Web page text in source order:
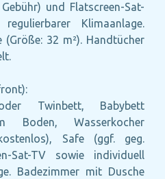
und Flatscreen-Sat-
Klimaanlage.
32 m²). Handtücher
Twinbett, Babybett
Boden, Wasserkocher
Safe (ggf. geg.
Sat-TV sowie individuell
Badezimmer mit Dusche